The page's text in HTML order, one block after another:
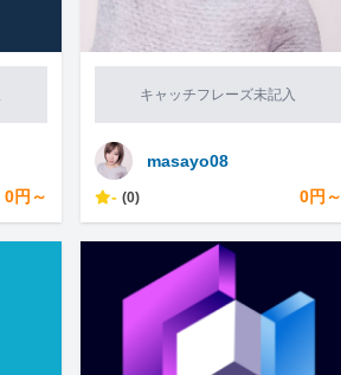
0円～
キャッチフレーズ未記入
masayo08
- (0) 0円～